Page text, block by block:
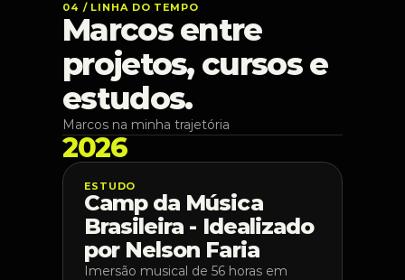
04 / LINHA DO TEMPO
Marcos entre
projetos, cursos e
estudos.
Marcos na minha trajetória
2026
ESTUDO
Camp da Música
Brasileira - Idealizado
por Nelson Faria
Imersão musical de 56 horas em